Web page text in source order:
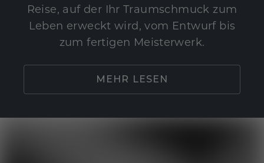
Reise, auf der Ihr Traumschmuck zum
Leben erweckt wird, vom Entwurf bis
zum fertigen Meisterwerk.
MEHR LESEN